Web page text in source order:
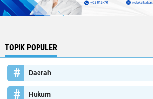
TOPIK POPULER
Daerah
Hukum